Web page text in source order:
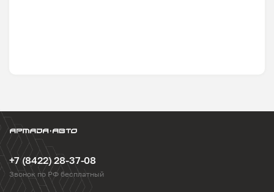
+7 (8422) 28-37-08
Звонок по РФ бесплатный